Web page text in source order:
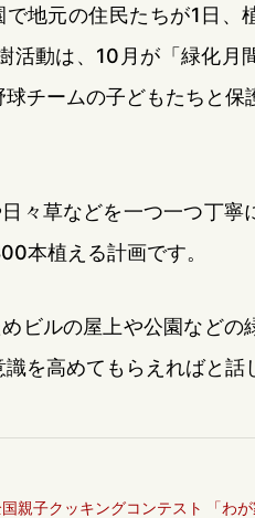
地元の住民たちが1日、
活動は、10月が「緑化月
チームの子どもたちと保
々草などを一つ一つ丁寧
本植える計画です。
ビルの屋上や公園などの
を高めてもらえればと話
親子クッキングコンテスト 「わ